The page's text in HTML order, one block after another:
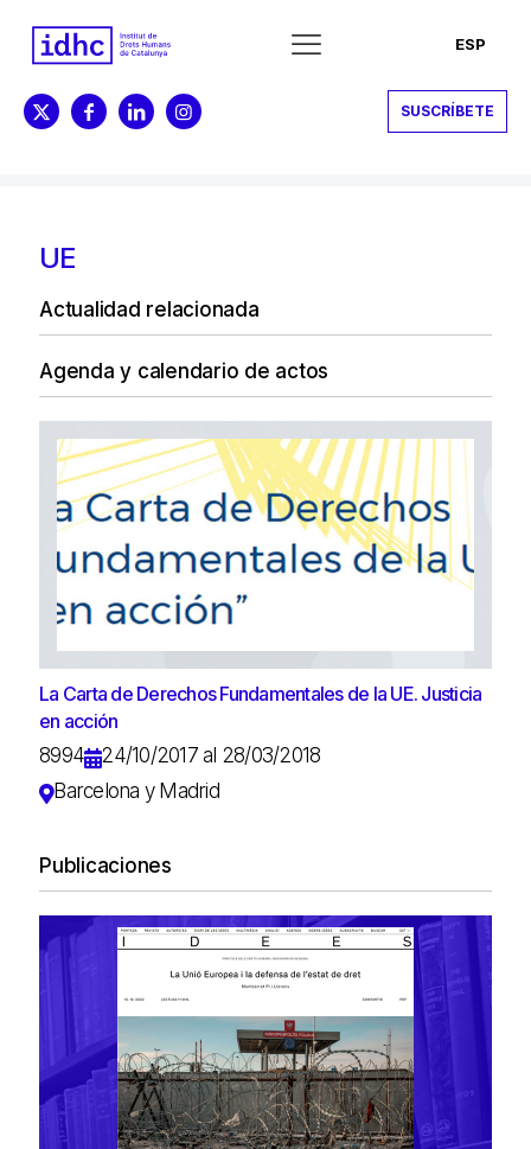
ESP
SUSCRÍBETE
UE
Actualidad relacionada
Agenda y calendario de actos
La Carta de Derechos Fundamentales de la UE. Justicia
en acción
8994
24/10/2017 al 28/03/2018
Barcelona y Madrid
Publicaciones